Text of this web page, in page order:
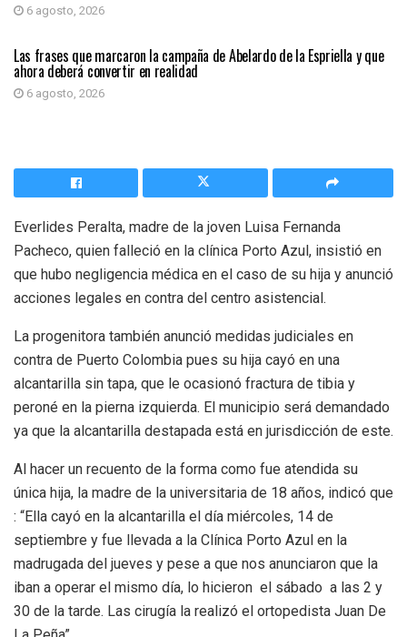
6 agosto, 2026
PRIMER PLANO
Las frases que marcaron la campaña de Abelardo de la Espriella y que
ahora deberá convertir en realidad
6 agosto, 2026
Everlides Peralta, madre de la joven Luisa Fernanda
Pacheco, quien falleció en la clínica Porto Azul, insistió en
que hubo negligencia médica en el caso de su hija y anunció
acciones legales en contra del centro asistencial.
La progenitora también anunció medidas judiciales en
contra de Puerto Colombia pues su hija cayó en una
alcantarilla sin tapa, que le ocasionó fractura de tibia y
peroné en la pierna izquierda. El municipio será demandado
ya que la alcantarilla destapada está en jurisdicción de este.
Al hacer un recuento de la forma como fue atendida su
única hija, la madre de la universitaria de 18 años, indicó que
: “Ella cayó en la alcantarilla el día miércoles, 14 de
septiembre y fue llevada a la Clínica Porto Azul en la
madrugada del jueves y pese a que nos anunciaron que la
iban a operar el mismo día, lo hicieron el sábado a las 2 y
30 de la tarde. Las cirugía la realizó el ortopedista Juan De